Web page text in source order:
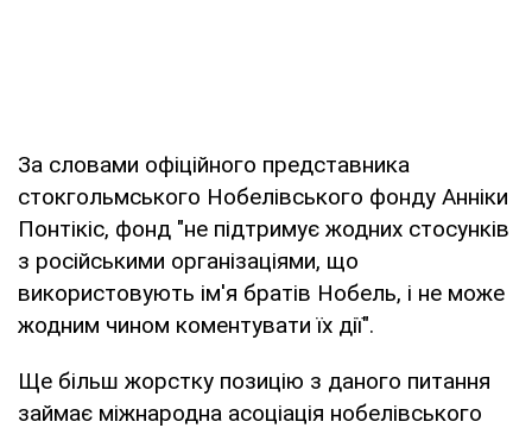
За словами офіційного представника
стокгольмського Нобелівського фонду Анніки
Понтікіс, фонд "не підтримує жодних стосунків
з російськими організаціями, що
використовують ім'я братів Нобель, і не може
жодним чином коментувати їх дії".
Ще більш жорстку позицію з даного питання
займає міжнародна асоціація нобелівського